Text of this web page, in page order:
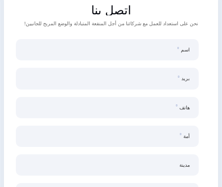
اتصل بنا
نحن على استعداد للعمل مع شركائنا من أجل المنفعة المتبادلة والوضع المربح للجانبين!
اسم
بريد
هاتف
أمة
مدينة